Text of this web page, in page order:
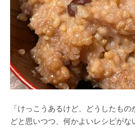
「けっこうあるけど、どうしたも
どと思いつつ、何かよいレシピがな